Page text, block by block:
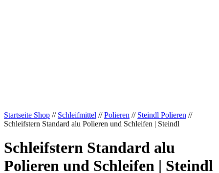
Startseite Shop // Schleifmittel //Polieren // Steindl Polieren //
Schleifstern Standard alu Polieren und Schleifen | Steindl
Schleifstern Standard alu
Polieren und Schleifen | Steindl